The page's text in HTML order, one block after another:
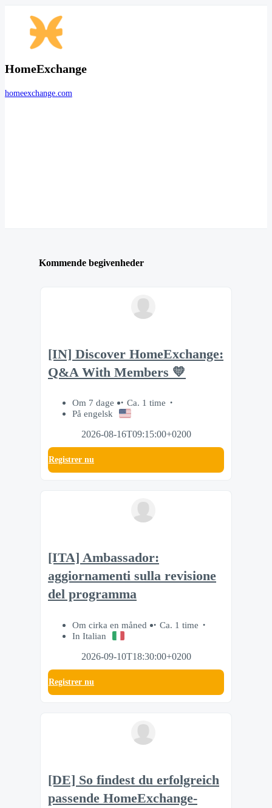
HomeExchange
homeexchange.com
Kommende begivenheder
[IN] Discover HomeExchange:
Q&A With Members 💛
Om 7 dage
Ca. 1 time
På engelsk
2026-08-16T09:15:00+0200
Registrer nu
[ITA] Ambassador:
aggiornamenti sulla revisione
del programma
Om cirka en måned
Ca. 1 time
In Italian
2026-09-10T18:30:00+0200
Registrer nu
[DE] So findest du erfolgreich
passende HomeExchange-